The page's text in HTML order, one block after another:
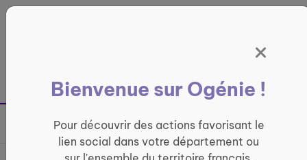
France entière
Bienvenue sur Ogénie !
Pour découvrir des actions favorisant le
lien social dans votre département ou
Partager sur
Panneau de gestion des cookies